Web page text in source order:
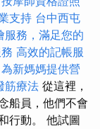
支持 台中西屯
服務，滿足您的
高效的記帳服
新媽媽提供營
筋療法 從這裡，
船員，他們不會
行動。 他試圖